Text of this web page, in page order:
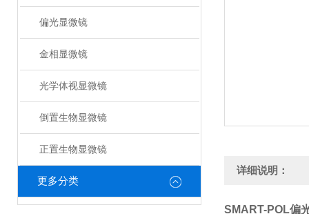
偏光显微镜
金相显微镜
光学体视显微镜
倒置生物显微镜
正置生物显微镜
更多分类
详细说明：
SMART-POL偏